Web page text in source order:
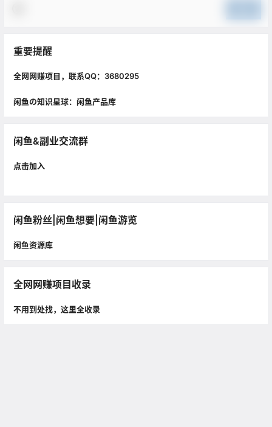
重要提醒
全网网赚项目，联系QQ：3680295
闲鱼の知识星球：闲鱼产品库
闲鱼&副业交流群
点击加入
闲鱼粉丝|闲鱼想要|闲鱼游览
闲鱼资源库
全网网赚项目收录
不用到处找，这里全收录